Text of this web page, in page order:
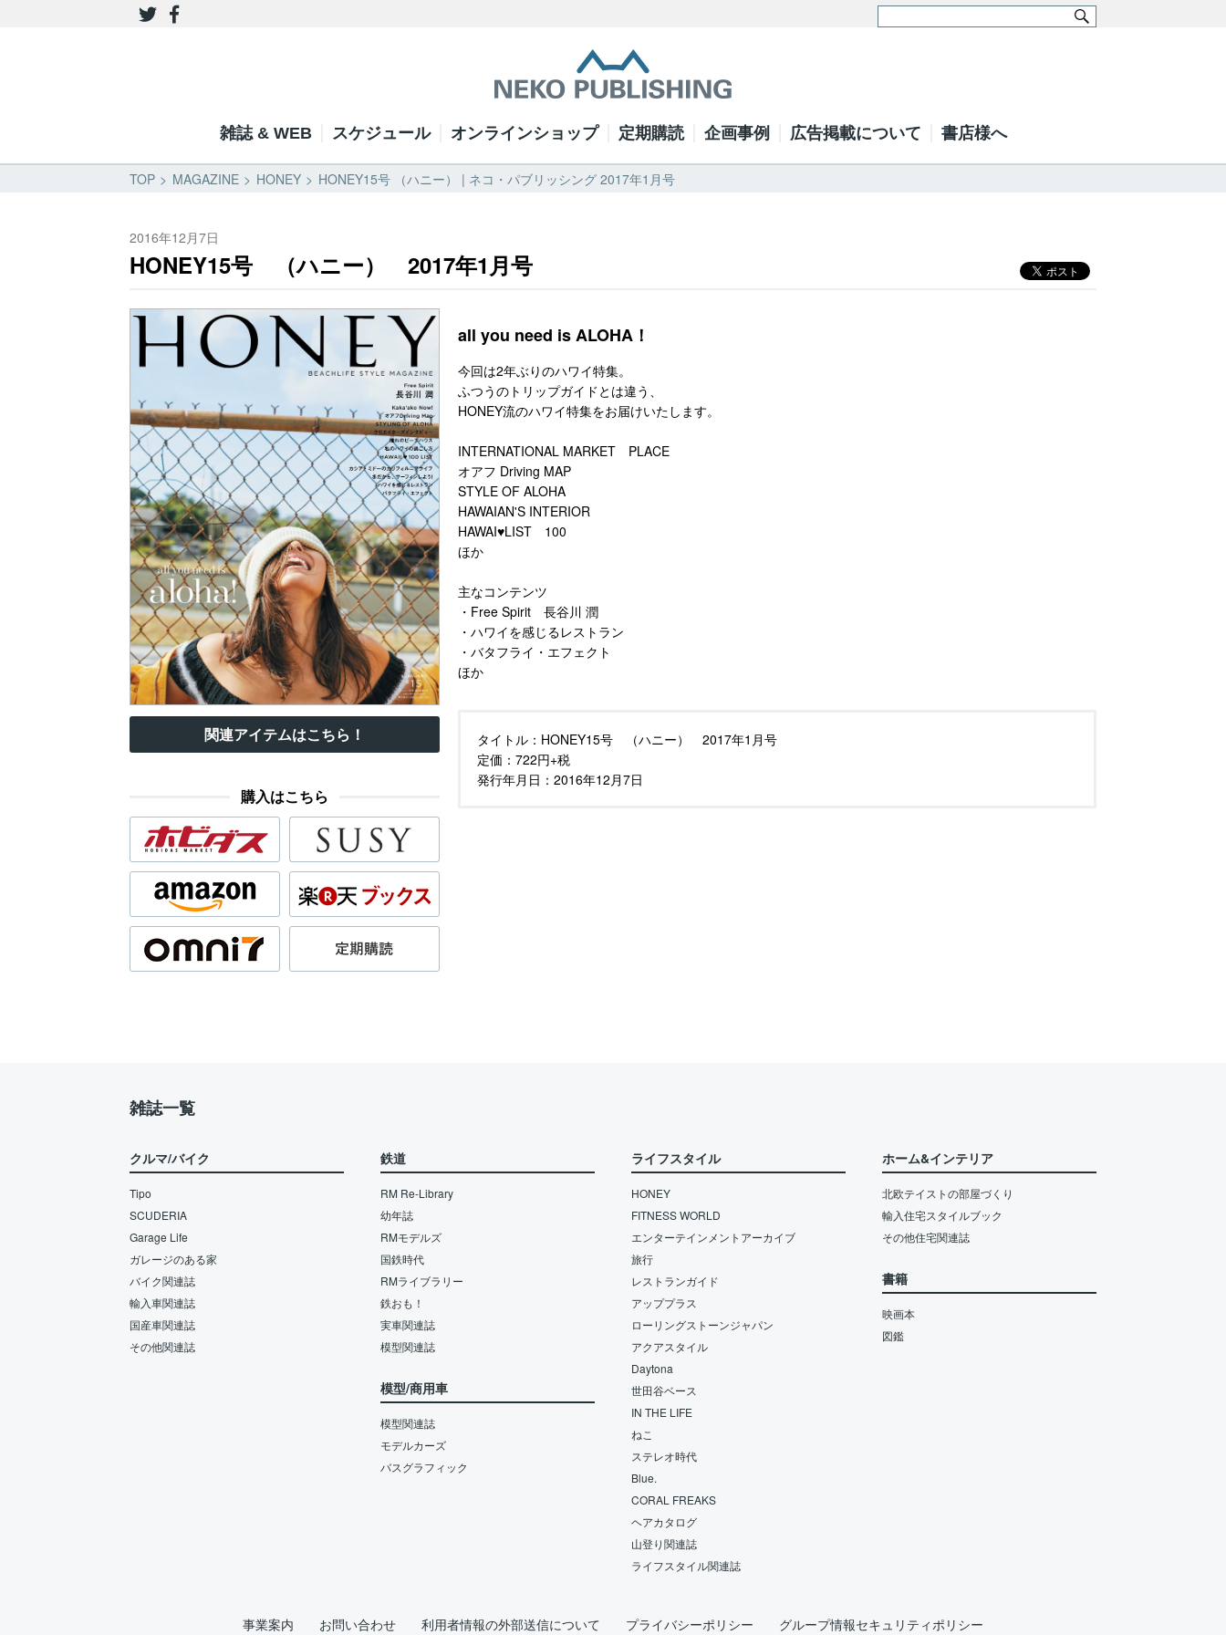
雑誌 & WEB スケジュール オンラインショップ 定期購読 企画事例 広告掲載について 書店様へ
TOP MAGAZINE HONEY HONEY15号 （ハニー） | ネコ・パブリッシング 2017年1月号
2016年12月7日
HONEY15号 （ハニー） 2017年1月号
関連アイテムはこちら！
購入はこちら
all you need is ALOHA！
今回は2年ぶりのハワイ特集。
ふつうのトリップガイドとは違う、
HONEY流のハワイ特集をお届けいたします。
INTERNATIONAL MARKET PLACE
オアフ Driving MAP
STYLE OF ALOHA
HAWAIAN'S INTERIOR
HAWAI♥LIST 100
ほか
主なコンテンツ
・Free Spirit 長谷川 潤
・ハワイを感じるレストラン
・バタフライ・エフェクト
ほか
タイトル： HONEY15号 （ハニー） 2017年1月号
定価： 722円+税
発行年月日： 2016年12月7日
雑誌一覧
クルマ/バイク
Tipo
SCUDERIA
Garage Life
ガレージのある家
バイク関連誌
輸入車関連誌
国産車関連誌
その他関連誌
鉄道
RM Re-Library
幼年誌
RMモデルズ
国鉄時代
RMライブラリー
鉄おも！
実車関連誌
模型関連誌
模型/商用車
模型関連誌
モデルカーズ
バスグラフィック
ライフスタイル
HONEY
FITNESS WORLD
エンターテインメントアーカイブ
旅行
レストランガイド
アッププラス
ローリングストーンジャパン
アクアスタイル
Daytona
世田谷ベース
IN THE LIFE
ねこ
ステレオ時代
Blue.
CORAL FREAKS
ヘアカタログ
山登り関連誌
ライフスタイル関連誌
ホーム&インテリア
北欧テイストの部屋づくり
輸入住宅スタイルブック
その他住宅関連誌
書籍
映画本
図鑑
事業案内 お問い合わせ 利用者情報の外部送信について プライバシーポリシー グループ情報セキュリティポリシー